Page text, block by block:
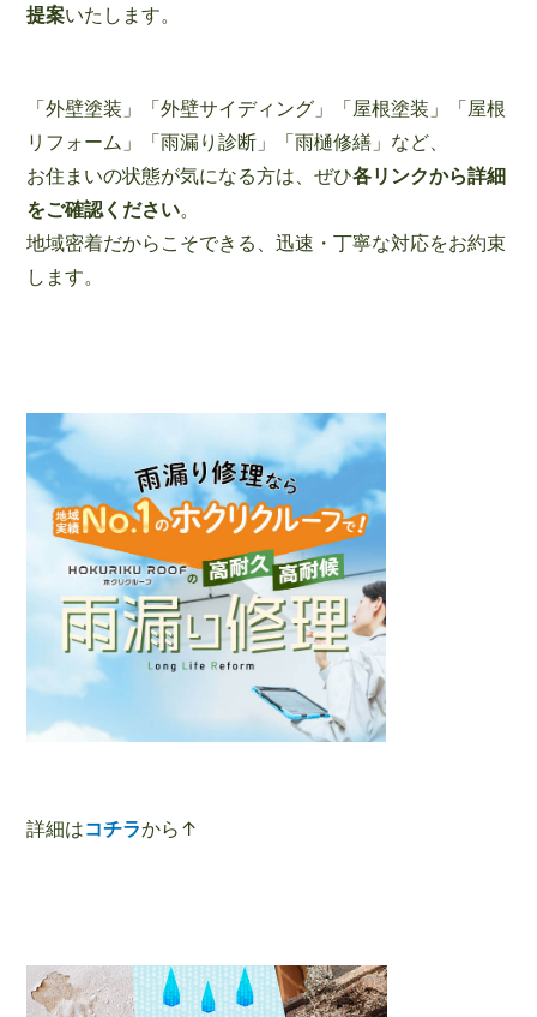
提案いたします。
「外壁塗装」「外壁サイディング」「屋根塗装」「屋根
リフォーム」「雨漏り診断」「雨樋修繕」など、
お住まいの状態が気になる方は、ぜひ各リンクから詳細
をご確認ください。
地域密着だからこそできる、迅速・丁寧な対応をお約束
します。
詳細はコチラから↑